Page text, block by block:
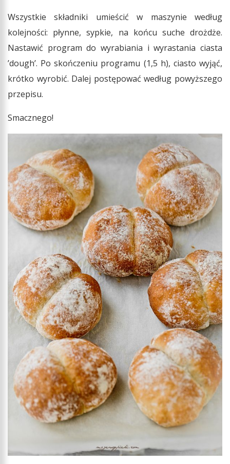
Wszystkie składniki umieścić w maszynie według
kolejności: płynne, sypkie, na końcu suche drożdże.
Nastawić program do wyrabiania i wyrastania ciasta
’dough’. Po skończeniu programu (1,5 h), ciasto wyjąć,
krótko wyrobić. Dalej postępować według powyższego
przepisu.
Smacznego!